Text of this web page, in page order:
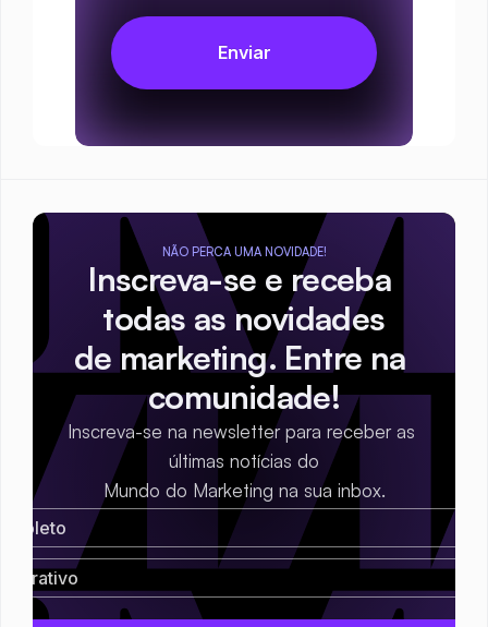
NÃO PERCA UMA NOVIDADE!
Inscreva-se e receba
todas as novidades
de marketing. Entre na
comunidade!
Inscreva-se na newsletter para receber as
últimas notícias do
Mundo do Marketing na sua inbox.